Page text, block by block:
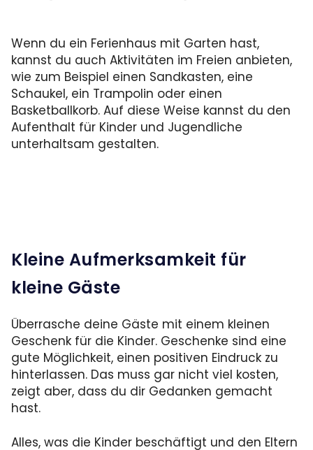
Wenn du ein Ferienhaus mit Garten hast,
kannst du auch Aktivitäten im Freien anbieten,
wie zum Beispiel einen Sandkasten, eine
Schaukel, ein Trampolin oder einen
Basketballkorb. Auf diese Weise kannst du den
Aufenthalt für Kinder und Jugendliche
unterhaltsam gestalten.
Kleine Aufmerksamkeit für
kleine Gäste
Überrasche deine Gäste mit einem kleinen
Geschenk für die Kinder. Geschenke sind eine
gute Möglichkeit, einen positiven Eindruck zu
hinterlassen. Das muss gar nicht viel kosten,
zeigt aber, dass du dir Gedanken gemacht
hast.
Alles, was die Kinder beschäftigt und den Eltern